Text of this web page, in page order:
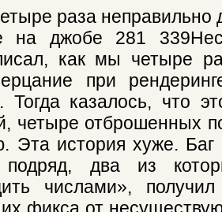
раза неправильно
на джобе 281
как мы четыре
при
Тогда казалось, что
четыре отброшенных
Эта история хуже.
подряд, два из
числами»,